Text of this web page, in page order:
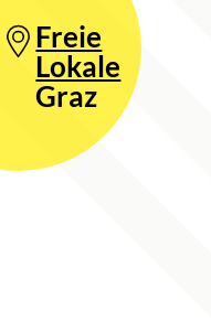
Freie
Lokale
Graz